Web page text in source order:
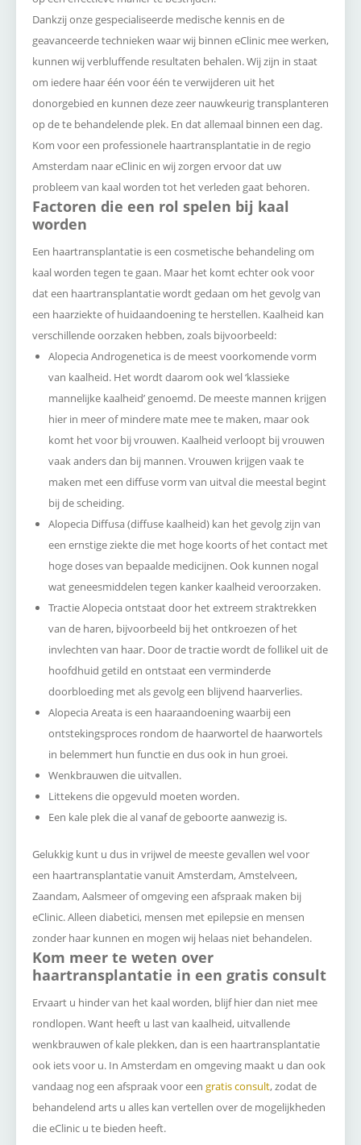
Dankzij onze gespecialiseerde medische kennis en de
geavanceerde technieken waar wij binnen eClinic mee werken,
kunnen wij verbluffende resultaten behalen. Wij zijn in staat
om iedere haar één voor één te verwijderen uit het
donorgebied en kunnen deze zeer nauwkeurig transplanteren
op de te behandelende plek. En dat allemaal binnen een dag.
Kom voor een professionele haartransplantatie in de regio
Amsterdam naar eClinic en wij zorgen ervoor dat uw
probleem van kaal worden tot het verleden gaat behoren.
Factoren die een rol spelen bij kaal
worden
Een haartransplantatie is een cosmetische behandeling om
kaal worden tegen te gaan. Maar het komt echter ook voor
dat een haartransplantatie wordt gedaan om het gevolg van
een haarziekte of huidaandoening te herstellen. Kaalheid kan
verschillende oorzaken hebben, zoals bijvoorbeeld:
Alopecia Androgenetica is de meest voorkomende vorm
van kaalheid. Het wordt daarom ook wel ‘klassieke
mannelijke kaalheid’ genoemd. De meeste mannen krijgen
hier in meer of mindere mate mee te maken, maar ook
komt het voor bij vrouwen. Kaalheid verloopt bij vrouwen
vaak anders dan bij mannen. Vrouwen krijgen vaak te
maken met een diffuse vorm van uitval die meestal begint
bij de scheiding.
Alopecia Diffusa (diffuse kaalheid) kan het gevolg zijn van
een ernstige ziekte die met hoge koorts of het contact met
hoge doses van bepaalde medicijnen. Ook kunnen nogal
wat geneesmiddelen tegen kanker kaalheid veroorzaken.
Tractie Alopecia ontstaat door het extreem straktrekken
van de haren, bijvoorbeeld bij het ontkroezen of het
invlechten van haar. Door de tractie wordt de follikel uit de
hoofdhuid getild en ontstaat een verminderde
doorbloeding met als gevolg een blijvend haarverlies.
Alopecia Areata is een haaraandoening waarbij een
ontstekingsproces rondom de haarwortel de haarwortels
in belemmert hun functie en dus ook in hun groei.
Wenkbrauwen die uitvallen.
Littekens die opgevuld moeten worden.
Een kale plek die al vanaf de geboorte aanwezig is.
Gelukkig kunt u dus in vrijwel de meeste gevallen wel voor
een haartransplantatie vanuit Amsterdam, Amstelveen,
Zaandam, Aalsmeer of omgeving een afspraak maken bij
eClinic. Alleen diabetici, mensen met epilepsie en mensen
zonder haar kunnen en mogen wij helaas niet behandelen.
Kom meer te weten over
haartransplantatie in een gratis consult
Ervaart u hinder van het kaal worden, blijf hier dan niet mee
rondlopen. Want heeft u last van kaalheid, uitvallende
wenkbrauwen of kale plekken, dan is een haartransplantatie
ook iets voor u. In Amsterdam en omgeving maakt u dan ook
vandaag nog een afspraak voor een gratis consult, zodat de
behandelend arts u alles kan vertellen over de mogelijkheden
die eClinic u te bieden heeft.